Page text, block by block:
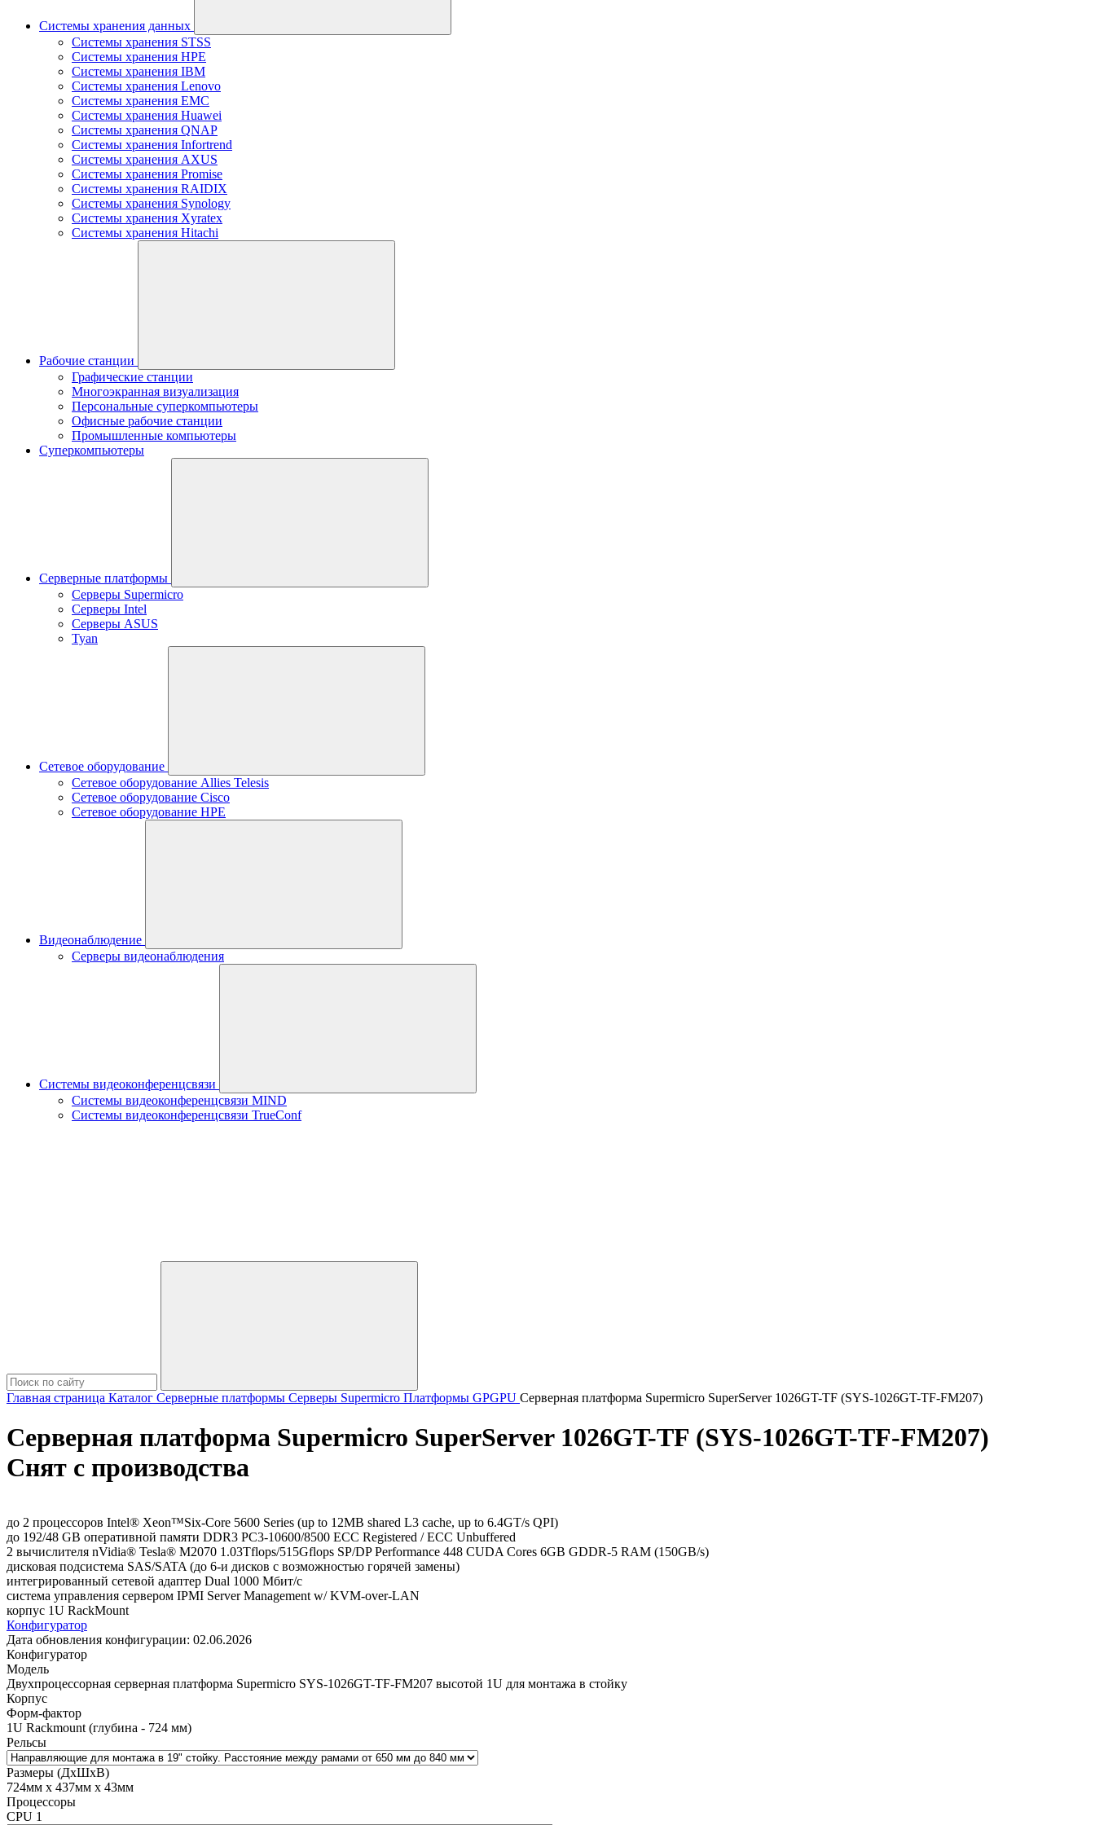
Системы хранения данных
Системы хранения STSS
Системы хранения HPE
Системы хранения IBM
Системы хранения Lenovo
Системы хранения EMC
Системы хранения Huawei
Системы хранения QNAP
Системы хранения Infortrend
Системы хранения AXUS
Системы хранения Promise
Системы хранения RAIDIX
Системы хранения Synology
Системы хранения Xyratex
Системы хранения Hitachi
Рабочие станции
Графические станции
Многоэкранная визуализация
Персональные суперкомпьютеры
Офисные рабочие станции
Промышленные компьютеры
Суперкомпьютеры
Серверные платформы
Серверы Supermicro
Серверы Intel
Серверы ASUS
Tyan
Сетевое оборудование
Сетевое оборудование Allies Telesis
Сетевое оборудование Cisco
Сетевое оборудование HPE
Видеонаблюдение
Серверы видеонаблюдения
Системы видеоконференцсвязи
Системы видеоконференцсвязи MIND
Системы видеоконференцсвязи TrueConf
Главная страница Каталог Серверные платформы Серверы Supermicro Платформы GPGPU Серверная платформа Supermicro SuperServer 1026GT-TF (SYS-1026GT-TF-FM207)
Серверная платформа Supermicro SuperServer 1026GT-TF (SYS-1026GT-TF-FM207)
Снят с производства
до 2 процессоров Intel® Xeon™Six-Core 5600 Series (up to 12MB shared L3 cache, up to 6.4GT/s QPI)
до 192/48 GB оперативной памяти DDR3 PC3-10600/8500 ECC Registered / ECC Unbuffered
2 вычислителя nVidia® Tesla® M2070 1.03Tflops/515Gflops SP/DP Performance 448 CUDA Cores 6GB GDDR-5 RAM (150GB/s)
дисковая подсистема SAS/SATA (до 6-и дисков с возможностью горячей замены)
интегрированный сетевой адаптер Dual 1000 Мбит/с
система управления сервером IPMI Server Management w/ KVM-over-LAN
корпус 1U RackMount
Конфигуратор
Дата обновления конфигурации: 02.06.2026
Конфигуратор
Модель
Двухпроцессорная серверная платформа Supermicro SYS-1026GT-TF-FM207 высотой 1U для монтажа в стойку
Корпус
Форм-фактор
1U Rackmount (глубина - 724 мм)
Рельсы
Размеры (ДхШхВ)
724мм х 437мм х 43мм
Процессоры
CPU 1